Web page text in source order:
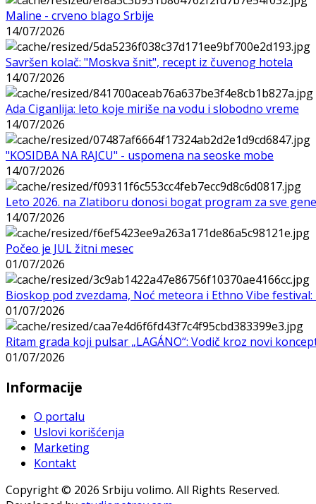
Maline - crveno blago Srbije
14/07/2026
Savršen kolač: "Moskva šnit", recept iz čuvenog hotela
14/07/2026
Ada Ciganlija: leto koje miriše na vodu i slobodno vreme
14/07/2026
"KOSIDBA NA RAJCU" - uspomena na seoske mobe
14/07/2026
Leto 2026. na Zlatiboru donosi bogat program za sve
14/07/2026
Počeo je JUL žitni mesec
01/07/2026
Bioskop pod zvezdama, Noć meteora i Ethno Vibe
01/07/2026
Ritam grada koji pulsar „LAGÁNO“: Vodič kroz novi
01/07/2026
Informacije
O portalu
Uslovi korišćenja
Marketing
Kontakt
Copyright © 2026 Srbiju volimo. All Rights Reserved.